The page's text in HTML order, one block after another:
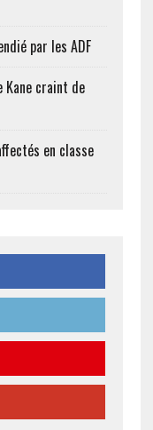
par les ADF
Kane craint de
en classe